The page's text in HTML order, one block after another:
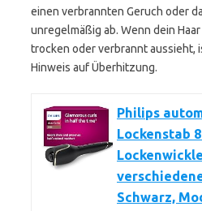
einen verbrannten Geruch oder
unregelmäßig ab. Wenn dein
trocken oder verbrannt aussieht,
Hinweis auf Überhitzung.
Philips
Lockenstab
Schwarz,